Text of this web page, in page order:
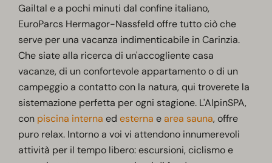
Gailtal e a pochi minuti dal confine italiano,
EuroParcs Hermagor-Nassfeld offre tutto ciò che
serve per una vacanza indimenticabile in Carinzia.
Che siate alla ricerca di un'accogliente casa
vacanze, di un confortevole appartamento o di un
campeggio a contatto con la natura, qui troverete la
sistemazione perfetta per ogni stagione. L'AlpinSPA,
con piscina interna edesterna earea sauna, offre
puro relax. Intorno a voi vi attendono innumerevoli
attività per il tempo libero: escursioni, ciclismo e